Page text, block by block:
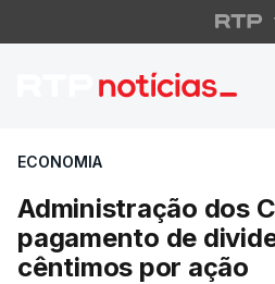
ECONOMIA
Administração dos
pagamento de
cêntimos por ação